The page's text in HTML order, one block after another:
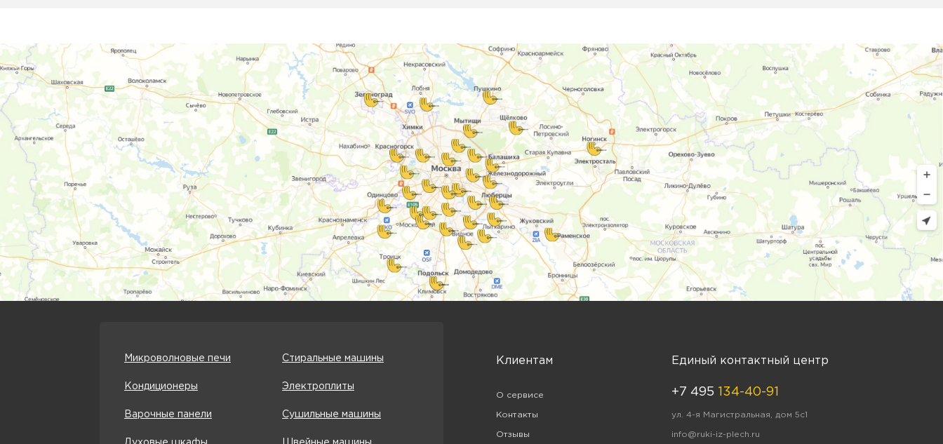
Микроволновые печи Стиральные машины
Кондиционеры Электроплиты
Варочные панели Сушильные машины
Клиентам
О сервисе
Контакты
Отзывы
Единый контактный центр
+7 495 134-40-91
ул. 4-я Магистральная, дом 5с1
info@ruki-iz-plech.ru